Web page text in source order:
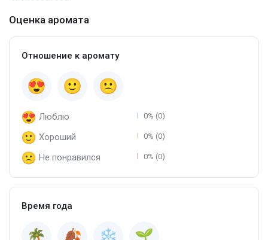
Оценка аромата
Отношение к аромату
Люблю 0% (0)
Хороший 0% (0)
Не понравился 0% (0)
Время года